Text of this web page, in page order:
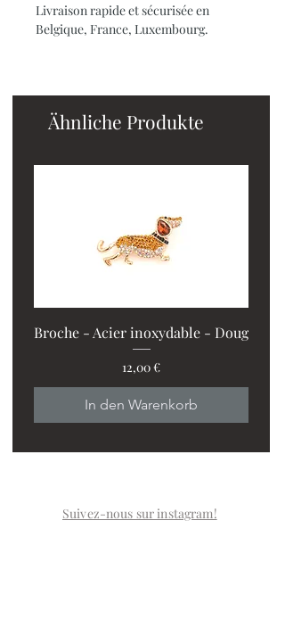
Livraison rapide et sécurisée en
Belgique, France, Luxembourg.
Ähnliche Produkte
Broche - Acier inoxydable - Doug
Preis
12,00 €
In den Warenkorb
Suivez-nous sur instagram!